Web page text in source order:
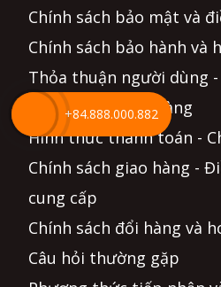
Chính sách bảo mật và
Chính sách bảo hành và
Thỏa thuận người dùng
Hướng dẫn mua hàng
Hình thức thanh toán -
Chính sách giao hàng -
cung cấp
Chính sách đổi hàng và
Câu hỏi thường gặp
+84.888.000.882